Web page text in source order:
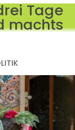
Tage
machts